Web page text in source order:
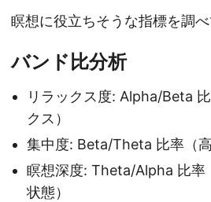
瞑想に役立ちそうな指標を調
バンド比分析
リラックス度: Alpha/Beta
クス）
集中度: Beta/Theta 比率（高
瞑想深度: Theta/Alpha 比率
状態）